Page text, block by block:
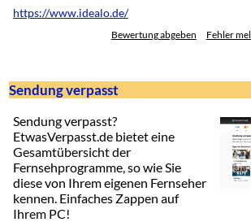
https://www.idealo.de/
Bewertung abgeben Fehler
Sendung verpasst
Sendung verpasst?
EtwasVerpasst.de bietet eine
Gesamtübersicht der
Fernsehprogramme, so wie Sie
diese von Ihrem eigenen Fernseher
kennen. Einfaches Zappen auf
Ihrem PC!